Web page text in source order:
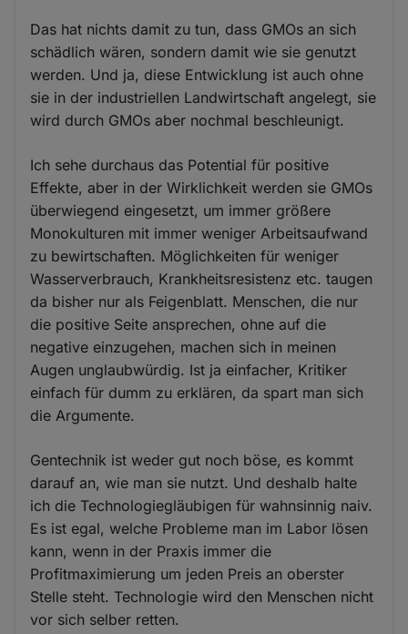
Das hat nichts damit zu tun, dass GMOs an sich
schädlich wären, sondern damit wie sie genutzt
werden. Und ja, diese Entwicklung ist auch ohne
sie in der industriellen Landwirtschaft angelegt, sie
wird durch GMOs aber nochmal beschleunigt.
Ich sehe durchaus das Potential für positive
Effekte, aber in der Wirklichkeit werden sie GMOs
überwiegend eingesetzt, um immer größere
Monokulturen mit immer weniger Arbeitsaufwand
zu bewirtschaften. Möglichkeiten für weniger
Wasserverbrauch, Krankheitsresistenz etc. taugen
da bisher nur als Feigenblatt. Menschen, die nur
die positive Seite ansprechen, ohne auf die
negative einzugehen, machen sich in meinen
Augen unglaubwürdig. Ist ja einfacher, Kritiker
einfach für dumm zu erklären, da spart man sich
die Argumente.
Gentechnik ist weder gut noch böse, es kommt
darauf an, wie man sie nutzt. Und deshalb halte
ich die Technologiegläubigen für wahnsinnig naiv.
Es ist egal, welche Probleme man im Labor lösen
kann, wenn in der Praxis immer die
Profitmaximierung um jeden Preis an oberster
Stelle steht. Technologie wird den Menschen nicht
vor sich selber retten.